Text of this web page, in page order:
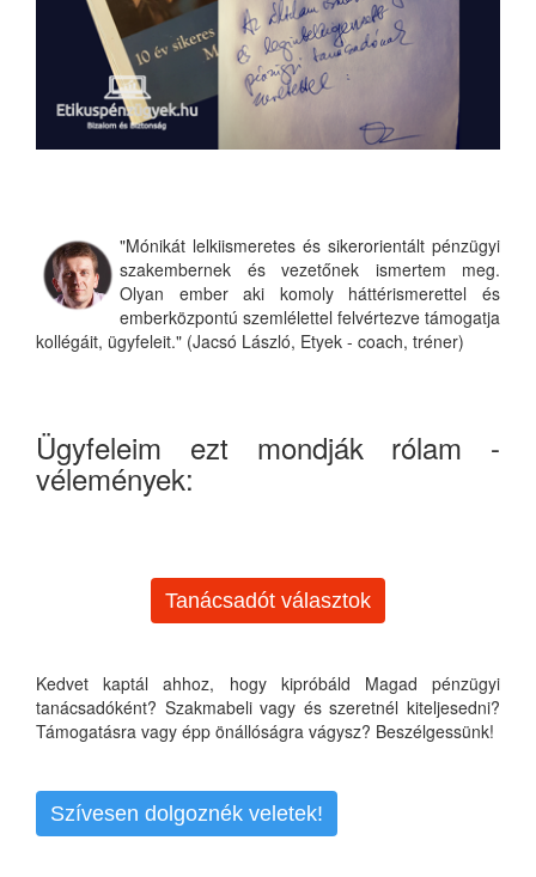
"Mónikát lelkiismeretes és sikerorientált pénzügyi
szakembernek és vezetőnek ismertem meg.
Olyan ember aki komoly háttérismerettel és
emberközpontú szemlélettel felvértezve támogatja
kollégáit, ügyfeleit." (Jacsó László, Etyek - coach, tréner)
Ügyfeleim ezt mondják rólam -
vélemények:
Tanácsadót választok
Kedvet kaptál ahhoz, hogy kipróbáld Magad pénzügyi
tanácsadóként? Szakmabeli vagy és szeretnél kiteljesedni?
Támogatásra vagy épp önállóságra vágysz? Beszélgessünk!
Szívesen dolgoznék veletek!